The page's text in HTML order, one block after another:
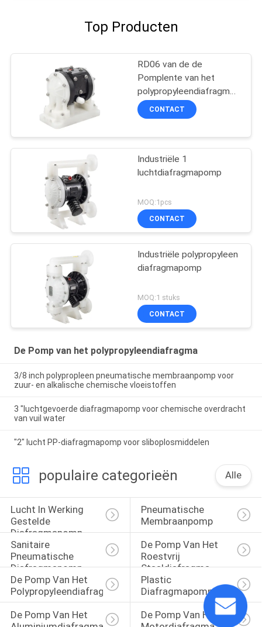
Top Producten
RD06 van de de
Pomplente van het
polypropyleendiafragma
de Klep van de de Stijl
niet Terugkeer
CONTACT
Industriële 1
luchtdiafragmapomp
MOQ:1pcs
CONTACT
Industriële polypropyleen
diafragmapomp
MOQ:1 stuks
CONTACT
De Pomp van het polypropyleendiafragma
3/8 inch polypropleen pneumatische membraanpomp voor
zuur- en alkalische chemische vloeistoffen
3 "luchtgevoerde diafragmapomp voor chemische overdracht
van vuil water
"2" lucht PP-diafragmapomp voor sliboplosmiddelen
populaire categorieën Alle
Lucht In Werking
Gestelde
Diafragmapomp
Pneumatische
Membraanpomp
Sanitaire
Pneumatische
Diafragmapomp
De Pomp Van Het
Roestvrij
Staaldiafragma
De Pomp Van Het
Polypropyleendiafragma
Plastic
Diafragmapomp
De Pomp Van Het
De Pomp Van Het